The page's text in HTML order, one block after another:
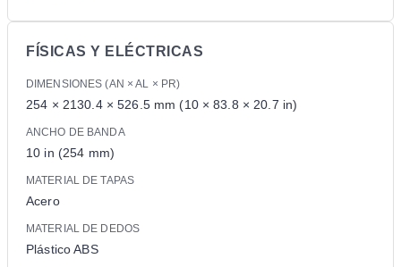
FÍSICAS Y ELÉCTRICAS
DIMENSIONES (AN × AL × PR)
254 × 2130.4 × 526.5 mm (10 × 83.8 × 20.7 in)
ANCHO DE BANDA
10 in (254 mm)
MATERIAL DE TAPAS
Acero
MATERIAL DE DEDOS
Plástico ABS